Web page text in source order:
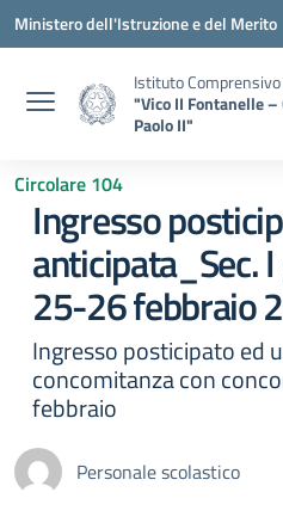
Vai ai contenuti
Vai al menu di navigazione
Vai al footer
Ministero dell'Istruzione e del Merito
Istituto
"Vico II Fontanelle –
Paolo II"
Circolare 104
Ingresso
anticipata_Sec.
25-26 febbraio
Ingresso posticipato ed
concomitanza con
febbraio
Personale scolastico